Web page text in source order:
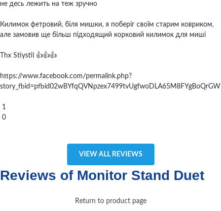
не десь лежить на теж зручно
Килимок фетровий, біля мишки, я поберіг своїм старим ковриком,
але замовив ще більш підходящий корковий килимок для миші
Thx Stiystil 👍👍👍
https://www.facebook.com/permalink.php?
1
0
VIEW ALL REVIEWS
Reviews of Monitor Stand Duet
Return to product page